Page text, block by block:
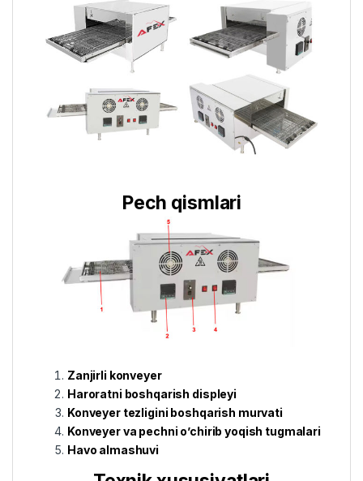
Pech qismlari
Zanjirli konveyer
Haroratni boshqarish displeyi
Konveyer tezligini boshqarish murvati
Konveyer va pechni o’chirib yoqish tugmalari
Havo almashuvi